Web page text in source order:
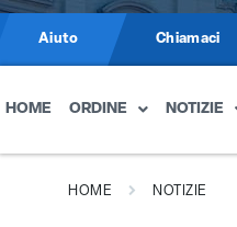
Aiuto Chiamaci
HOME ORDINE NOTIZIE
HOME NOTIZIE